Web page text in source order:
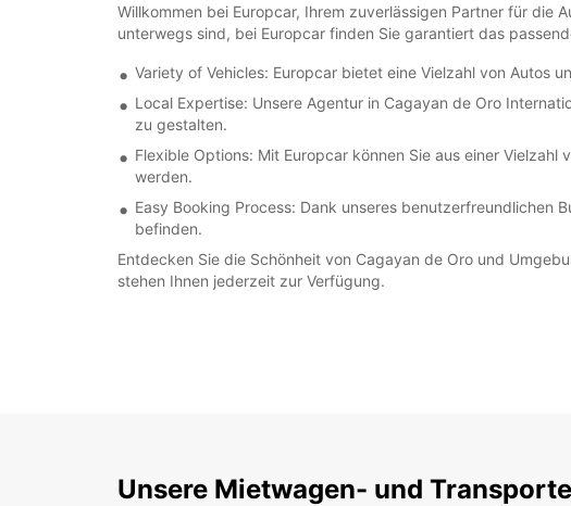
Willkommen bei Europcar, Ihrem zuverlässigen Partner für
unterwegs sind, bei Europcar finden Sie garantiert das
Variety of Vehicles: Europcar bietet eine Vielzahl von Autos
Local Expertise: Unsere Agentur in Cagayan de Oro
zu gestalten.
Flexible Options: Mit Europcar können Sie aus einer
werden.
Easy Booking Process: Dank unseres benutzerfreundlichen
befinden.
Entdecken Sie die Schönheit von Cagayan de Oro und
stehen Ihnen jederzeit zur Verfügung.
Unsere Mietwagen- und